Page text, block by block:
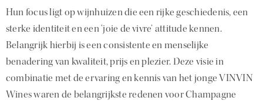
Hun focus ligt op wijnhuizen die een rijke geschiedenis, een
sterke identiteit en een ‘joie de vivre’ attitude kennen.
Belangrijk hierbij is een consistente en menselijke
benadering van kwaliteit, prijs en plezier. Deze visie in
combinatie met de ervaring en kennis van het jonge VINVIN
Wines waren de belangrijkste redenen voor Champagne